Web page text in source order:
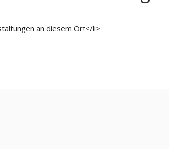
an diesem Ort</li>